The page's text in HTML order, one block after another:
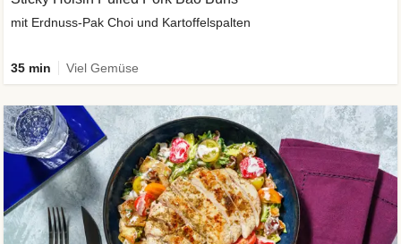
mit Erdnuss-Pak Choi und Kartoffelspalten
35 min Viel Gemüse